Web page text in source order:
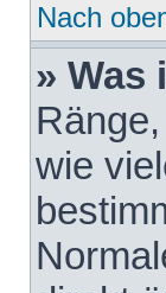
Nach
» Was
wie